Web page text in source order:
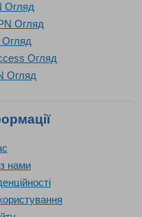
Огляд
Огляд
Огляд
Огляд
Огляд
нами